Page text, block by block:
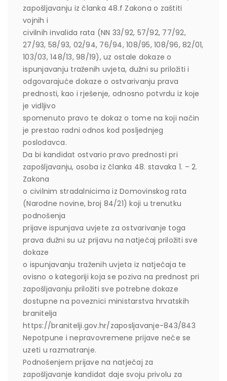
zapošljavanju iz članka 48.f Zakona o zaštiti
vojnih i
civilnih invalida rata (NN 33/92, 57/92, 77/92,
27/93, 58/93, 02/94, 76/94, 108/95, 108/96, 82/01,
103/03, 148/13, 98/19), uz ostale dokaze o
ispunjavanju traženih uvjeta, dužni su priložiti i
odgovarajuće dokaze o ostvarivanju prava
prednosti, kao i rješenje, odnosno potvrdu iz koje
je vidljivo
spomenuto pravo te dokaz o tome na koji način
je prestao radni odnos kod posljednjeg
poslodavca.
Da bi kandidat ostvario pravo prednosti pri
zapošljavanju, osoba iz članka 48. stavaka 1. – 2.
Zakona
o civilnim stradalnicima iz Domovinskog rata
(Narodne novine, broj 84/21) koji u trenutku
podnošenja
prijave ispunjava uvjete za ostvarivanje toga
prava dužni su uz prijavu na natječaj priložiti sve
dokaze
o ispunjavanju traženih uvjeta iz natječaja te
ovisno o kategoriji koja se poziva na prednost pri
zapošljavanju priložiti sve potrebne dokaze
dostupne na poveznici ministarstva hrvatskih
branitelja
https://branitelji.gov.hr/zaposljavanje-843/843
Nepotpune i nepravovremene prijave neće se
uzeti u razmatranje.
Podnošenjem prijave na natječaj za
zapošljavanje kandidat daje svoju privolu za